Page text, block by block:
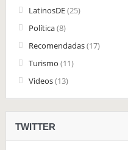
LatinosDE(25)
Política(8)
Recomendadas(17)
Turismo (11)
Videos(13)
TWITTER